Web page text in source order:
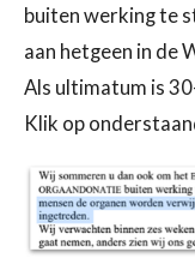
buiten werking te
aan hetgeen in de
Als ultimatum is
Klik op